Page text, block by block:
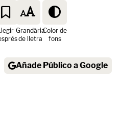
Grandària
de lletra
Color de
fons
Añade Público a Google